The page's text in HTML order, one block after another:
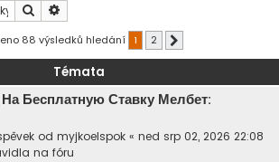
Hledat
88 výsledků hledání 1 2
Témata
Бесплатную Ставку Мелбет:
od myjkoelspok « ned srp 02, 2026 22:08
na fóru